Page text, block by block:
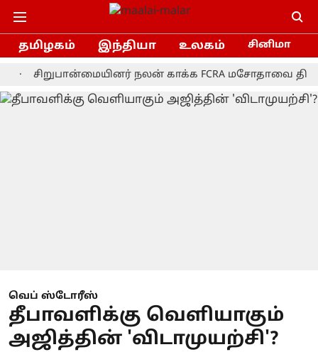
தமிழகம் இந்தியா உலகம் சினிமா
சிறுபான்மையினர் நலன் காக்க FCRA மசோதாவை
வெப் ஸ்டோரீஸ்
தீபாவளிக்கு வெளியாகும்
அஜித்தின் 'விடாமுயற்சி'?